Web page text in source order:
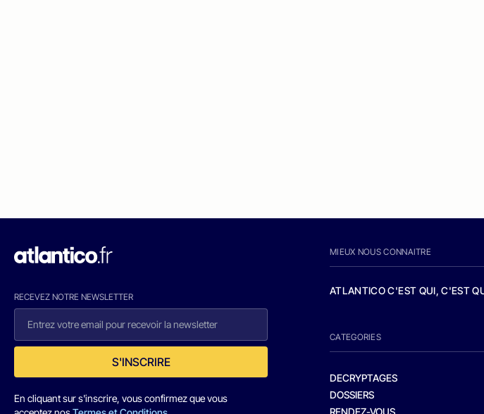
RECEVEZ NOTRE NEWSLETTER
S'INSCRIRE
En cliquant sur s'inscrire, vous confirmez que vous
MIEUX NOUS CONNAITRE
ATLANTICO C'EST QUI, C'EST
CATEGORIES
DECRYPTAGES
DOSSIERS
RENDEZ-VOUS